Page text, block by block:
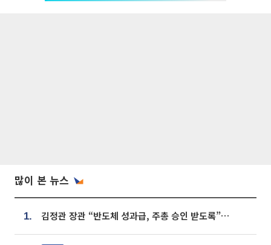
많이 본 뉴스
1. 김정관 장관 “반도체 성과급, 주총 승인 받도록”…상법·자본시장법 개정 시사